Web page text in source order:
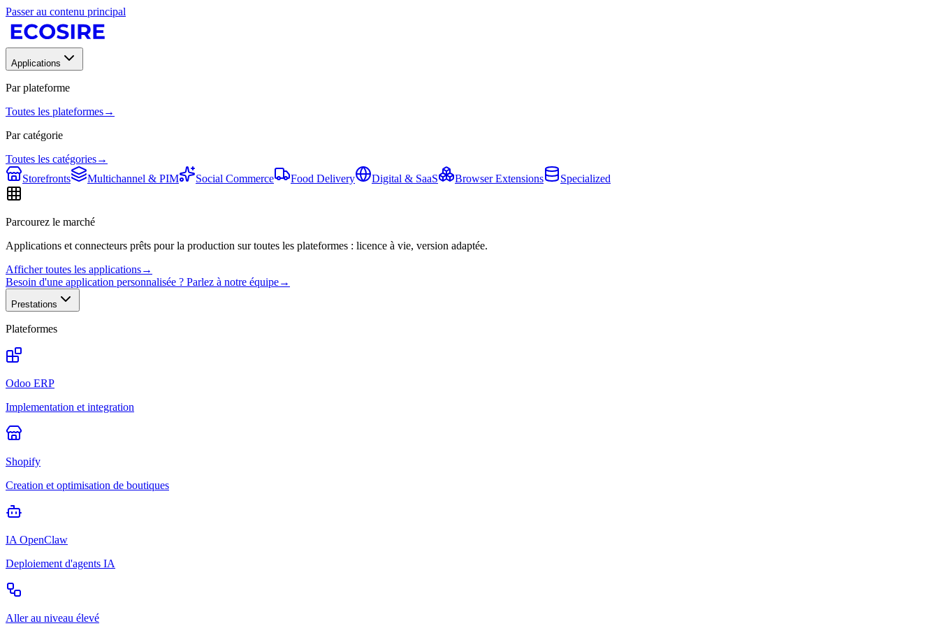
Passer au contenu principal
Applications
Par plateforme
Toutes les plateformes→
Par catégorie
Toutes les catégories→
Storefronts
Multichannel & PIM Social Commerce Food Delivery Digital & SaaS Browser Extensions Specialized
Parcourez le marché
Applications et connecteurs prêts pour la production sur toutes les plateformes : licence à vie, version adaptée.
Afficher toutes les applications→
Besoin d'une application personnalisée ? Parlez à notre équipe→
Prestations
Plateformes
Odoo ERP
Implementation et integration
Shopify
Creation et optimisation de boutiques
IA OpenClaw
Deploiement d'agents IA
Aller au niveau élevé